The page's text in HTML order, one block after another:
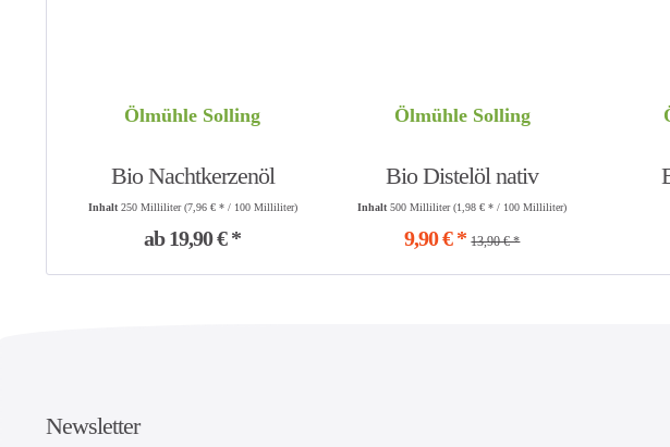
Ölmühle Solling
Bio Nachtkerzenöl
Inhalt 250 Milliliter(7,96 € * / 100 Milliliter)
ab 19,90 € *
Ölmühle Solling
Bio Distelöl nativ
Inhalt500 Milliliter(1,98 € * / 100 Milliliter)
9,90 € * 13,90 € *
Newsletter